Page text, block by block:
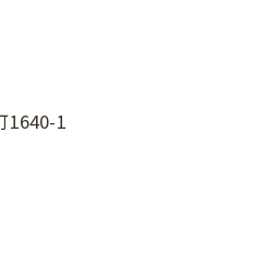
1640-1